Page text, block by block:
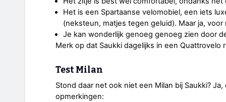
Het is een Spartaanse velomobiel, een iets
(neksteun, matjes tegen geluid). Maar ja,
Je kan wonderlijk genoeg genoeg zien door
Merk op dat Saukki dagelijks in een Quattrovelo
Test Milan
Stond daar net ook niet een Milan bij Saukki?
opmerkingen: